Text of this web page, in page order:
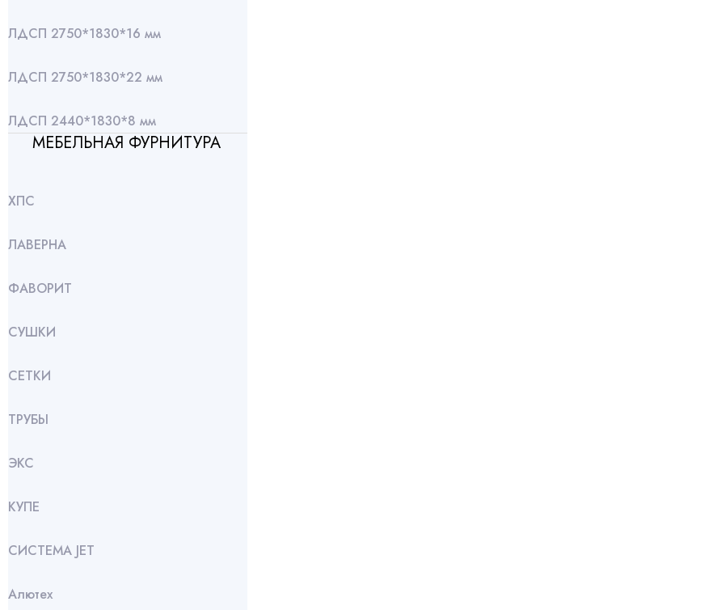
ЛДСП 2750*1830*16 мм
ЛДСП 2750*1830*22 мм
ЛДСП 2440*1830*8 мм
МЕБЕЛЬНАЯ ФУРНИТУРА
ХПС
ЛАВЕРНА
ФАВОРИТ
СУШКИ
СЕТКИ
ТРУБЫ
ЭКС
КУПЕ
СИСТЕМА JET
Алютех